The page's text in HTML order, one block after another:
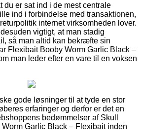
du er sat ind i de mest centrale
ind i forbindelse med transaktionen,
internet virksomheden lover.
desuden vigtigt, at man stadig
så man altid kan bekræfte sin
Flexibait Booby Worm Garlic Black –
man leder efter en vare til en voksen
gode løsninger til at tyde en stor
erfaringer og derfor er det en
bedømmelser af Skull
Garlic Black – Flexibait inden